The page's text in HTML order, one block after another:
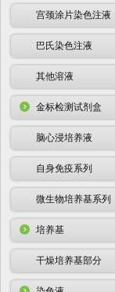
宫颈涂片染色注液
巴氏染色注液
其他溶液
金标检测试剂盒
脑心浸培养液
自身免疫系列
微生物培养基系列
培养基
干燥培养基部分